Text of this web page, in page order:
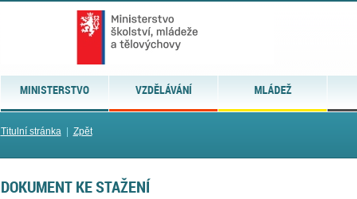
MINISTERSTVO VZDĚLÁVÁNÍ MLÁDEŽ
Titulní stránka| Zpět
DOKUMENT KE STAŽENÍ